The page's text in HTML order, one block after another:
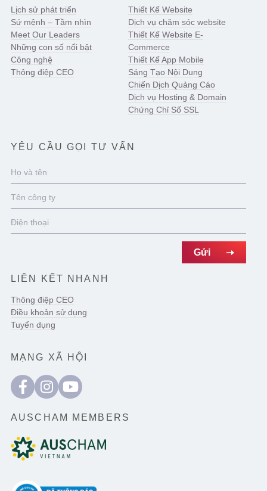
Lịch sử phát triển
Sứ mệnh – Tầm nhìn
Meet Our Leaders
Những con số nổi bật
Công nghệ
Thông điệp CEO
Thiết Kế Website
Dịch vụ chăm sóc website
Thiết Kế Website E-
Commerce
Thiết Kế App Mobile
Sáng Tạo Nội Dung
Chiến Dịch Quảng Cáo
Dịch vụ Hosting & Domain
Chứng Chỉ Số SSL
YÊU CẦU GỌI TƯ VẤN
LIÊN KẾT NHANH
Thông điệp CEO
Điều khoản sử dụng
Tuyển dụng
MẠNG XÃ HỘI
AUSCHAM MEMBERS